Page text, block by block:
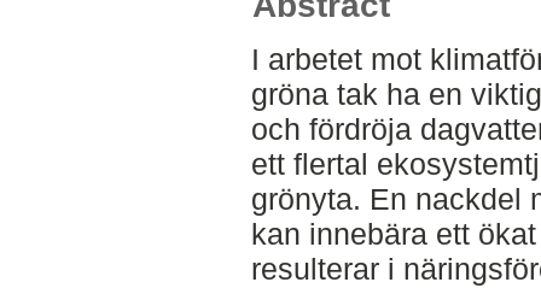
I arbetet mot
gröna tak ha en
och fördröja
ett flertal
grönyta. En nackdel
kan innebära ett
resulterar i